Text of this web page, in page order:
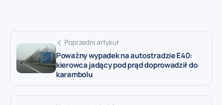
Poprzedni artykuł
Poważny wypadek na autostradzie E40:
kierowca jadący pod prąd doprowadził do
karambolu